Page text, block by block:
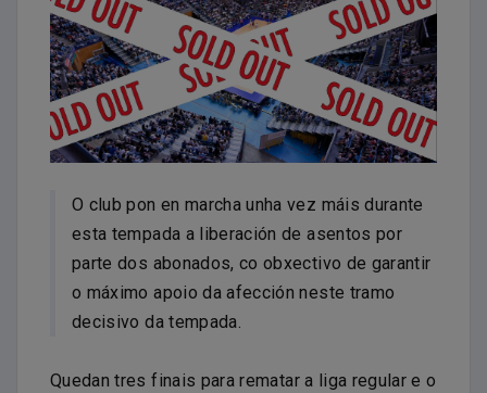
O club pon en marcha unha vez máis durante
esta tempada a liberación de asentos por
parte dos abonados, co obxectivo de garantir
o máximo apoio da afección neste tramo
decisivo da tempada.
Quedan tres finais para rematar a liga regular e o